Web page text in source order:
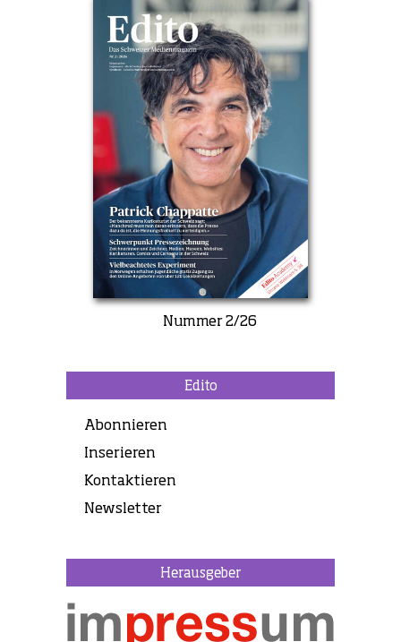
Nummer 2/26
Edito
Abonnieren
Inserieren
Kontaktieren
Newsletter
Herausgeber